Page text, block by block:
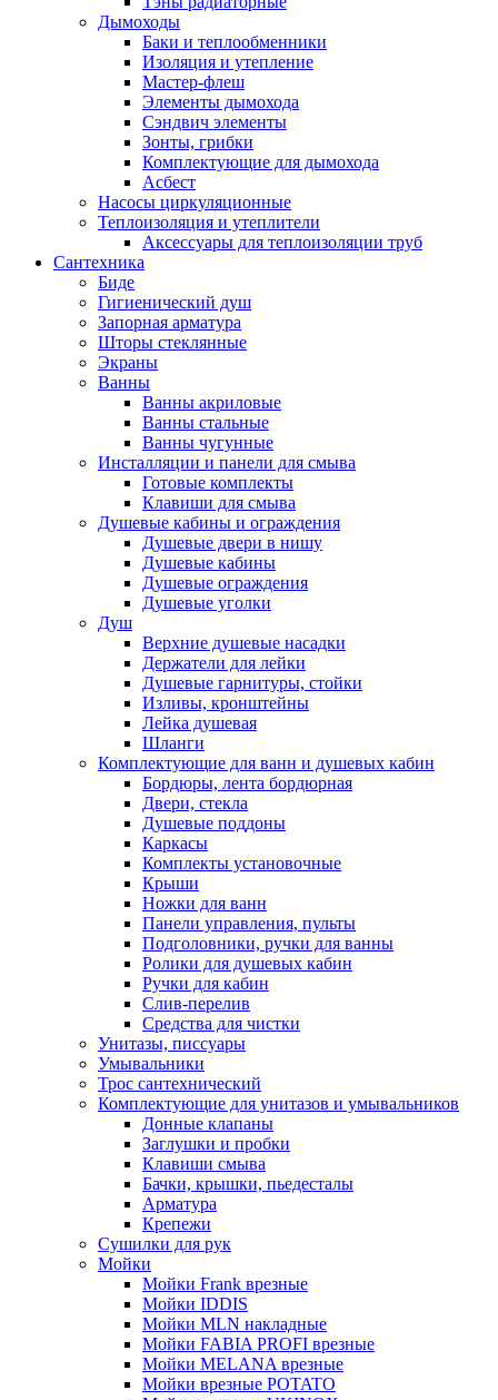
Дымоходы
Баки и теплообменники
Изоляция и утепление
Мастер-флеш
Элементы дымохода
Сэндвич элементы
Зонты, грибки
Комплектующие для дымохода
Асбест
Насосы циркуляционные
Теплоизоляция и утеплители
Аксессуары для теплоизоляции труб
Сантехника
Биде
Гигиенический душ
Запорная арматура
Шторы стеклянные
Экраны
Ванны
Ванны акриловые
Ванны стальные
Ванны чугунные
Инсталляции и панели для смыва
Готовые комплекты
Клавиши для смыва
Душевые кабины и ограждения
Душевые двери в нишу
Душевые кабины
Душевые ограждения
Душевые уголки
Душ
Верхние душевые насадки
Держатели для лейки
Душевые гарнитуры, стойки
Изливы, кронштейны
Лейка душевая
Шланги
Комплектующие для ванн и душевых кабин
Бордюры, лента бордюрная
Двери, стекла
Душевые поддоны
Каркасы
Комплекты установочные
Крыши
Ножки для ванн
Панели управления, пульты
Подголовники, ручки для ванны
Ролики для душевых кабин
Ручки для кабин
Слив-перелив
Средства для чистки
Унитазы, писсуары
Умывальники
Трос сантехнический
Комплектующие для унитазов и умывальников
Донные клапаны
Заглушки и пробки
Клавиши смыва
Бачки, крышки, пьедесталы
Арматура
Крепежи
Сушилки для рук
Мойки
Мойки Frank врезные
Мойки IDDIS
Мойки MLN накладные
Мойки FABIA PROFI врезные
Мойки MELANA врезные
Мойки врезные POTATO